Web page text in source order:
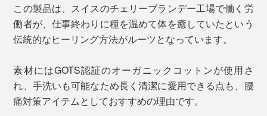
この製品は、スイスのチェリーブランデー工場で働く労
働者が、仕事終わりに種を温めて体を癒していたという
伝統的なヒーリング方法がルーツとなっています。
素材にはGOTS認証のオーガニックコットンが使用さ
れ、手洗いも可能なため長く清潔に愛用できる点も、腰
痛対策アイテムとしておすすめの理由です。